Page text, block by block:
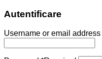
Autentificare
Username or email address